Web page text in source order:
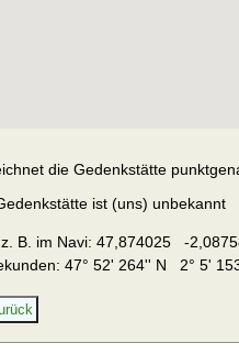
die Gedenkstätte
ist (uns) unbekannt
B. im Navi: 47,874025 -
47° 52' 264'' N 2° 5'